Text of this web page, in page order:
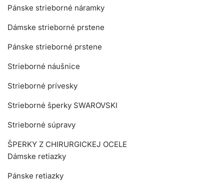
Pánske strieborné náramky
Dámske strieborné prstene
Pánske strieborné prstene
Strieborné náušnice
Strieborné prívesky
Strieborné šperky SWAROVSKI
Strieborné súpravy
ŠPERKY Z CHIRURGICKEJ OCELE
Dámske retiazky
Pánske retiazky